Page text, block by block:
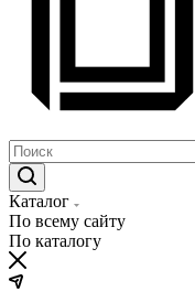
Каталог
По всему сайту
По каталогу